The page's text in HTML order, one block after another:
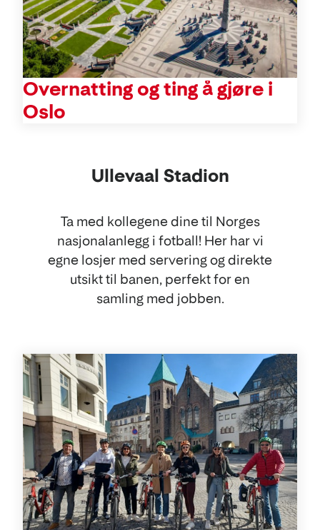
Overnatting og ting å gjøre i
Oslo
Ullevaal Stadion
Ta med kollegene dine til Norges
nasjonalanlegg i fotball! Her har vi
egne losjer med servering og direkte
utsikt til banen, perfekt for en
samling med jobben.